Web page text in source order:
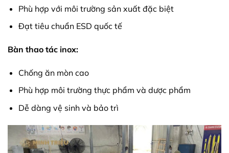
Phù hợp với môi trường sản xuất đặc biệt
Đạt tiêu chuẩn ESD quốc tế
Bàn thao tác inox:
Chống ăn mòn cao
Phù hợp môi trường thực phẩm và dược phẩm
Dễ dàng vệ sinh và bảo trì